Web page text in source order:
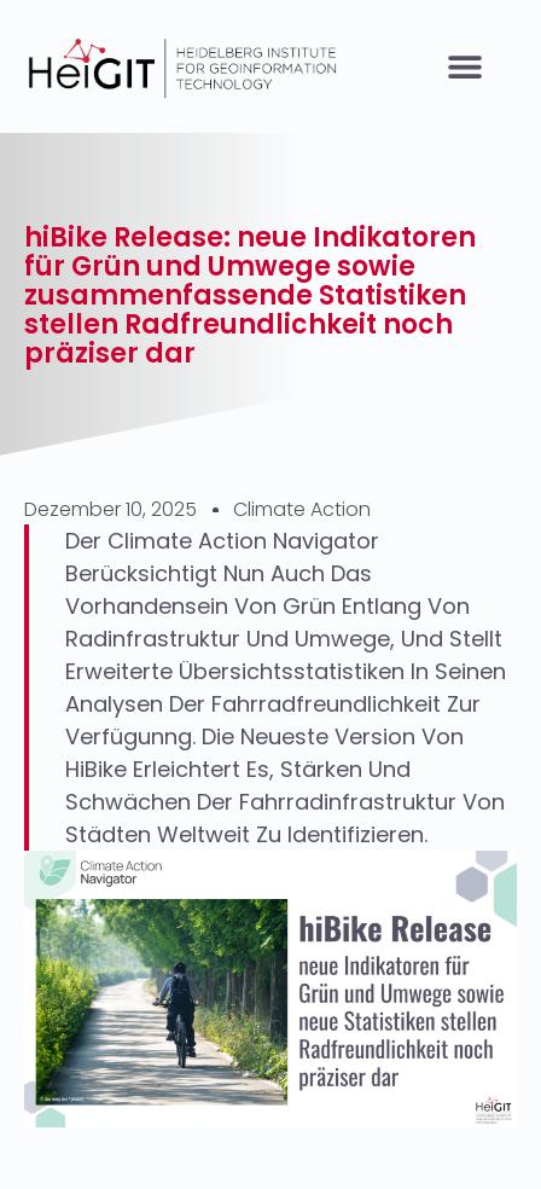
hiBike Release: neue Indikatoren
für Grün und Umwege sowie
zusammenfassende Statistiken
stellen Radfreundlichkeit noch
präziser dar
Dezember 10, 2025 Climate Action
Der Climate Action Navigator
Berücksichtigt Nun Auch Das
Vorhandensein Von Grün Entlang Von
Radinfrastruktur Und Umwege, Und Stellt
Erweiterte Übersichtsstatistiken In Seinen
Analysen Der Fahrradfreundlichkeit Zur
Verfügunng. Die Neueste Version Von
HiBike Erleichtert Es, Stärken Und
Schwächen Der Fahrradinfrastruktur Von
Städten Weltweit Zu Identifizieren.